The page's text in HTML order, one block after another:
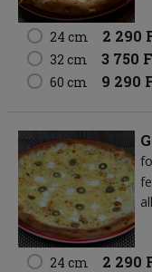
24 cm 2 290
32 cm 3 750
60 cm 9 290
24 cm 2 290